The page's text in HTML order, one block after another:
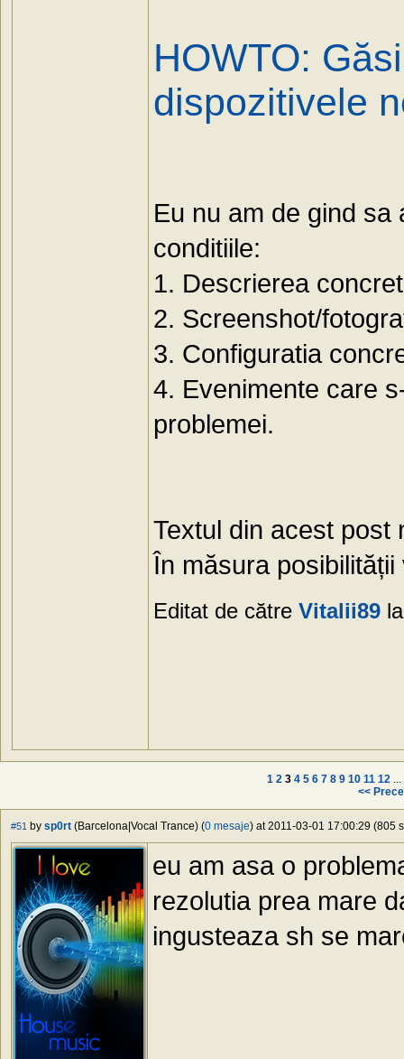
HOWTO:
dispozitivele
Eu nu am de gind sa
conditiile:
1. Descrierea
2. Screenshot/
3. Configuratia
4. Evenimente care
problemei.
Textul din acest post
În măsura
Editat de către Vitalii89
1 2 3 4 5 6 7 8 9 10 11 12 ...
<<
#51 by sp0rt (Barcelona|Vocal Trance) (0 mesaje) at 2011-03-01 17:00:29 (805
eu am asa o
rezolutia prea mare
ingusteaza sh se